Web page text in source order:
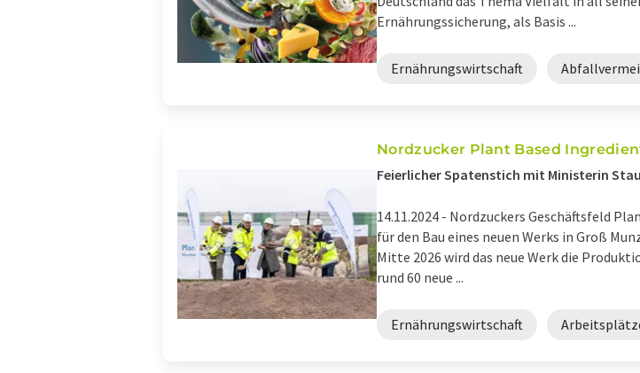
Ernährungssicherung, als Basis ...
Ernährungswirtschaft
Nordzucker Plant Based
Feierlicher Spatenstich mit Ministerin
14.11.2024 - Nordzuckers Geschäftsfeld
für den Bau eines neuen Werks in Groß
Mitte 2026 wird das neue Werk die
rund 60 neue ...
Ernährungswirtschaft